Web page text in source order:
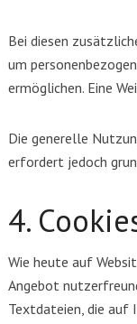
Bei diesen
um
ermöglichen. Eine
Die generelle
erfordert jedoch
4.
Wie heute auf
Angebot
Textdateien, die auf